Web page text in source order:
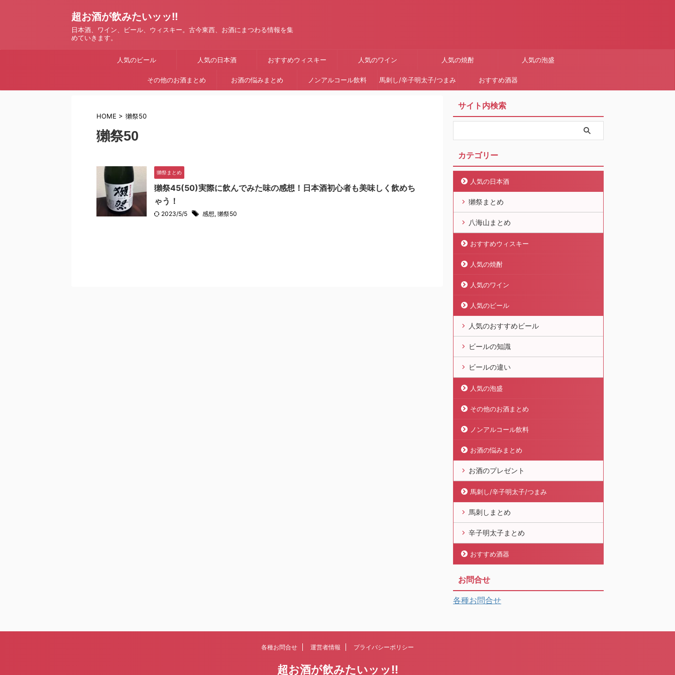
超お酒が飲みたいッッ!!
日本酒、ワイン、ビール、ウィスキー。古今東西、お酒にまつわる情報を集
めていきます。
人気のビール 人気の日本酒 おすすめウィスキー 人気のワイン 人気の焼酎 人気の泡盛
その他のお酒まとめ お酒の悩みまとめ ノンアルコール飲料 馬刺し/辛子明太子/つまみ おすすめ酒器
HOME > 獺祭50
獺祭50
獺祭まとめ
獺祭45(50)実際に飲んでみた味の感想！日本酒初心者も美味しく飲めち
ゃう！
2023/5/5 感想, 獺祭50
サイト内検索
カテゴリー
人気の日本酒
獺祭まとめ
八海山まとめ
おすすめウィスキー
人気の焼酎
人気のワイン
人気のビール
人気のおすすめビール
ビールの知識
ビールの違い
人気の泡盛
その他のお酒まとめ
ノンアルコール飲料
お酒の悩みまとめ
お酒のプレゼント
馬刺し/辛子明太子/つまみ
馬刺しまとめ
辛子明太子まとめ
おすすめ酒器
お問合せ
各種お問合せ
各種お問合せ 運営者情報 プライバシーポリシー
超お酒が飲みたいッッ!!